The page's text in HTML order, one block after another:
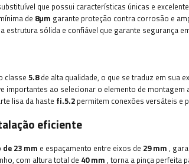
que possui características únicas e
de 8µm garante proteção contra corrosão e
estrutura sólida e confiável que garante segurança
classe 5.8de alta qualidade, o que se traduz em sua
importantes ao selecionar o elemento de montagem
lisa da haste fi.5.2 permitem conexões versáteis e
eficiente
de 23 mm e espaçamento entre eixos de 29 mm ,
com altura total de 40 mm , torna a pinça perfeita